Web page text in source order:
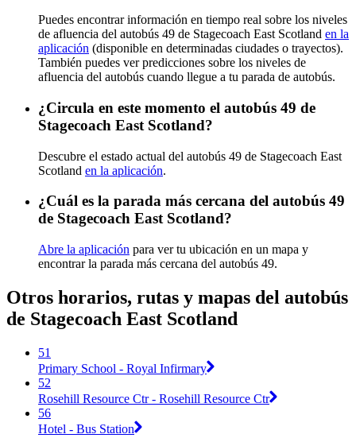
Puedes encontrar información en tiempo real sobre los niveles
de afluencia del autobús 49 de Stagecoach East Scotland en la
aplicación (disponible en determinadas ciudades o trayectos).
También puedes ver predicciones sobre los niveles de
afluencia del autobús cuando llegue a tu parada de autobús.
¿Circula en este momento el autobús 49 de
Stagecoach East Scotland?
Descubre el estado actual del autobús 49 de Stagecoach East
Scotland en la aplicación.
¿Cuál es la parada más cercana del autobús 49
de Stagecoach East Scotland?
Abre la aplicación para ver tu ubicación en un mapa y
encontrar la parada más cercana del autobús 49.
Otros horarios, rutas y mapas del autobús
de Stagecoach East Scotland
51
Primary School - Royal Infirmary
52
Rosehill Resource Ctr - Rosehill Resource Ctr
56
Hotel - Bus Station